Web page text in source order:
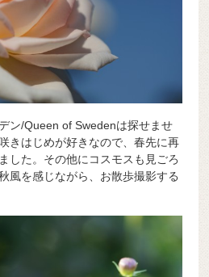
ン/Queen of Swedenは探せませ
きはじめが好きなので、春先に再
した。その他にコスモスも見ごろ
風を感じながら、お散歩撮影する